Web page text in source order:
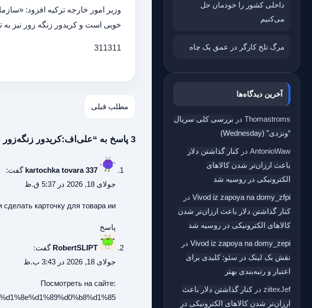
داخلی کشور را خودمان حل
می‌کنیم
مرگ تلخ کارگر در عمق یک چاه
آخرین دیدگاه‌ها
Thomastroms در بررسی کلی سریال
“ونزدی” (Wednesday)
AntonioWaw درکنار گذاشتن دلار
باعث ارزان‌تر شدن کالاهای
الکترونیکی در روسیه شد
Vivod iz zapoya na domy_zfpi در
کنار گذاشتن دلار باعث ارزان‌تر شدن
کالاهای الکترونیکی در روسیه شد
Vivod iz zapoya na domy_zepi در
نقش بک‌ لینک در سئو: کلیدی برای
اعتبار و رتبه‌بندی بهتر
ziitexJef درکنار گذاشتن دلار باعث
ارزان‌تر شدن کالاهای الکترونیکی در
وزیر امور خارجه ترکیه افزود:
خوبی است و کریدور زنگه زور نیز
311311
مطلب قبلی
3 پاسخ به “علی‌اف:کریدور زنگه‌زور به واقعیت تبدیل شد”
kartochka tovara 337 گفت:
جولای 18, 2026 در 5:37 ق.ظ
сделать карточку для товара ии
پاسخ
RobertSLIPT گفت:
جولای 18, 2026 در 3:43 ب.ظ
Посмотреть на сайте: